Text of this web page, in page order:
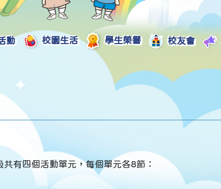
動 校園生活 學生榮譽 校友會
共有四個活動單元，每個單元各8節：